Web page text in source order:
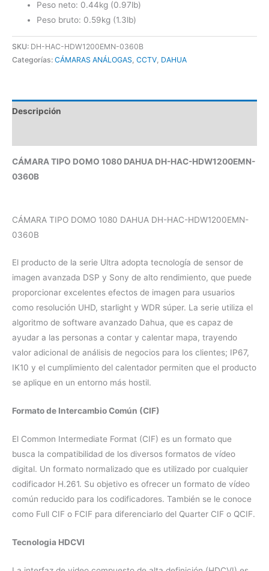
Peso neto: 0.44kg (0.97lb)
Peso bruto: 0.59kg (1.3lb)
SKU: DH-HAC-HDW1200EMN-0360B
Categorías: CÁMARAS ANÁLOGAS CCTV DAHUA
Descripción
CÁMARA TIPO DOMO 1080 DAHUA DH-HAC-HDW1200EMN-
0360B
CÁMARA TIPO DOMO 1080 DAHUA DH-HAC-HDW1200EMN-
0360B
El producto de la serie Ultra adopta tecnología de sensor de
imagen avanzada DSP y Sony de alto rendimiento, que puede
proporcionar excelentes efectos de imagen para usuarios
como resolución UHD, starlight y WDR súper. La serie utiliza el
algoritmo de software avanzado Dahua, que es capaz de
ayudar a las personas a contar y calentar mapa, trayendo
valor adicional de análisis de negocios para los clientes; IP67,
IK10 y el cumplimiento del calentador permiten que el producto
se aplique en un entorno más hostil.
Formato de Intercambio Común (CIF)
El Common Intermediate Format (CIF) es un formato que
busca la compatibilidad de los diversos formatos de vídeo
digital. Un formato normalizado que es utilizado por cualquier
codificador H.261. Su objetivo es ofrecer un formato de vídeo
común reducido para los codificadores. También se le conoce
como Full CIF o FCIF para diferenciarlo del Quarter CIF o QCIF.
Tecnologia HDCVI